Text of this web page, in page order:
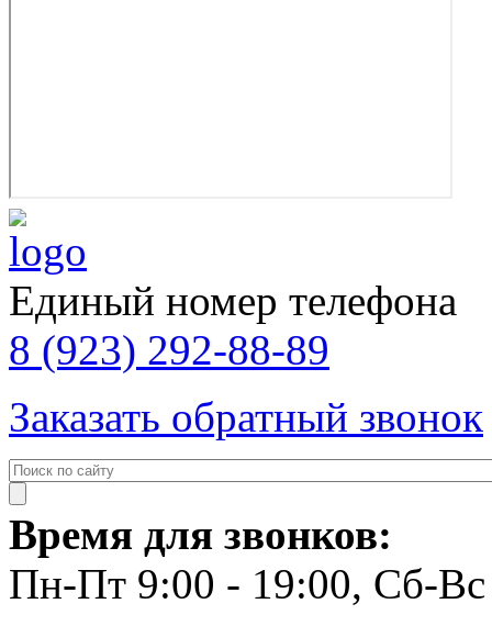
Единый номер телефона
8 (923) 292-88-89
Заказать обратный звонок
Время для звонков:
Пн-Пт 9:00 - 19:00, Сб-Вс